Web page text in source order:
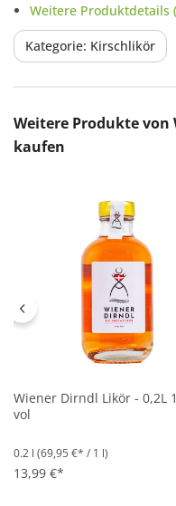
Weitere Produktdetails
Kategorie: Kirschlikör
Produktgalerie
Weitere Produkte von
kaufen
Wiener Dirndl Likör - 0,2L
vol
0.2 l (69,95 €* / 1 l)
13,99 €*